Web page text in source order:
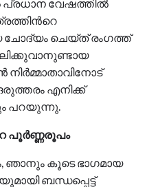
പ്രധാന വേഷത്തില്‍
ചോദ്യം ചെയ്ത് രംഗത്ത്
എനിക്ക്
പറയുന്നു.
പൂര്‍ണ്ണരൂപം
ഞാനും കൂടെ ഭാഗമായ
ബന്ധപ്പെട്ട്